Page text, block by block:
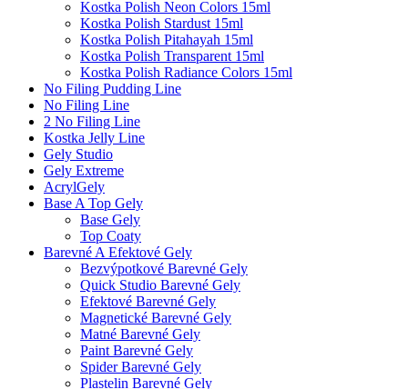
Kostka Polish Neon Colors 15ml
Kostka Polish Stardust 15ml
Kostka Polish Pitahayah 15ml
Kostka Polish Transparent 15ml
Kostka Polish Radiance Colors 15ml
No Filing Pudding Line
No Filing Line
2 No Filing Line
Kostka Jelly Line
Gely Studio
Gely Extreme
AcrylGely
Base A Top Gely
Base Gely
Top Coaty
Barevné A Efektové Gely
Bezvýpotkové Barevné Gely
Quick Studio Barevné Gely
Efektové Barevné Gely
Magnetické Barevné Gely
Matné Barevné Gely
Paint Barevné Gely
Spider Barevné Gely
Plastelin Barevné Gely